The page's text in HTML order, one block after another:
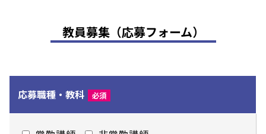
教員募集（応募フォーム）
応募職種・ 教科 必須